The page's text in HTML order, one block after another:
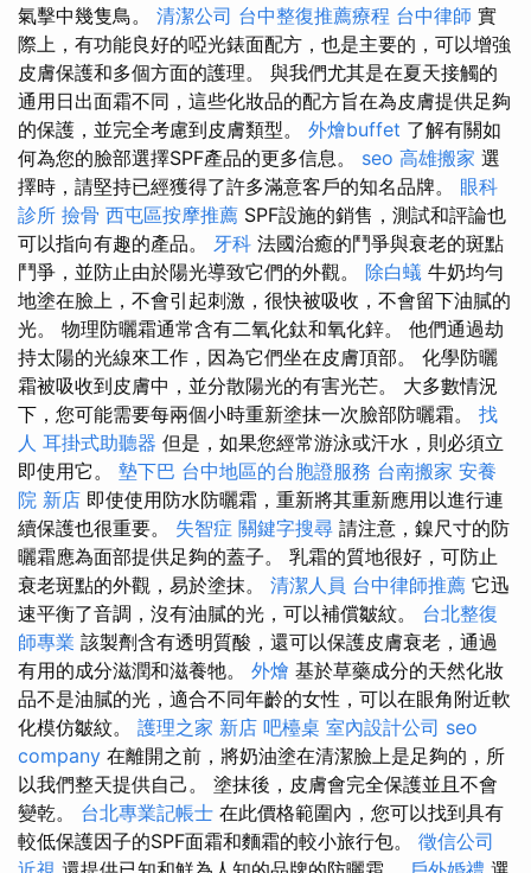
氣擊中幾隻鳥。 清潔公司 台中整復推薦療程 台中律師 實
際上，有功能良好的啞光錶面配方，也是主要的，可以增強
皮膚保護和多個方面的護理。 與我們尤其是在夏天接觸的
通用日出面霜不同，這些化妝品的配方旨在為皮膚提供足夠
的保護，並完全考慮到皮膚類型。 外燴buffet 了解有關如
何為您的臉部選擇SPF產品的更多信息。 seo 高雄搬家 選
擇時，請堅持已經獲得了許多滿意客戶的知名品牌。 眼科
診所 撿骨 西屯區按摩推薦 SPF設施的銷售，測試和評論也
可以指向有趣的產品。 牙科 法國治癒的鬥爭與衰老的斑點
鬥爭，並防止由於陽光導致它們的外觀。 除白蟻 牛奶均勻
地塗在臉上，不會引起刺激，很快被吸收，不會留下油膩的
光。 物理防曬霜通常含有二氧化鈦和氧化鋅。 他們通過劫
持太陽的光線來工作，因為它們坐在皮膚頂部。 化學防曬
霜被吸收到皮膚中，並分散陽光的有害光芒。 大多數情況
下，您可能需要每兩個小時重新塗抹一次臉部防曬霜。 找
人 耳掛式助聽器 但是，如果您經常游泳或汗水，則必須立
即使用它。 墊下巴 台中地區的台胞證服務 台南搬家 安養
院 新店 即使使用防水防曬霜，重新將其重新應用以進行連
續保護也很重要。 失智症 關鍵字搜尋 請注意，鎳尺寸的防
曬霜應為面部提供足夠的蓋子。 乳霜的質地很好，可防止
衰老斑點的外觀，易於塗抹。 清潔人員 台中律師推薦 它迅
速平衡了音調，沒有油膩的光，可以補償皺紋。 台北整復
師專業 該製劑含有透明質酸，還可以保護皮膚衰老，通過
有用的成分滋潤和滋養牠。 外燴 基於草藥成分的天然化妝
品不是油膩的光，適合不同年齡的女性，可以在眼角附近軟
化模仿皺紋。 護理之家 新店 吧檯桌 室內設計公司 seo
company 在離開之前，將奶油塗在清潔臉上是足夠的，所
以我們整天提供自己。 塗抹後，皮膚會完全保護並且不會
變乾。 台北專業記帳士 在此價格範圍內，您可以找到具有
較低保護因子的SPF面霜和麵霜的較小旅行包。 徵信公司